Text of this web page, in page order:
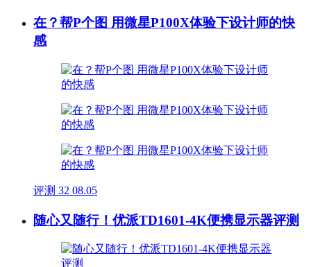
在？帮P个图 用微星P100X体验下设计师的快
感
评测 32 08.05
随心又随行！优派TD1601-4K便携显示器评测